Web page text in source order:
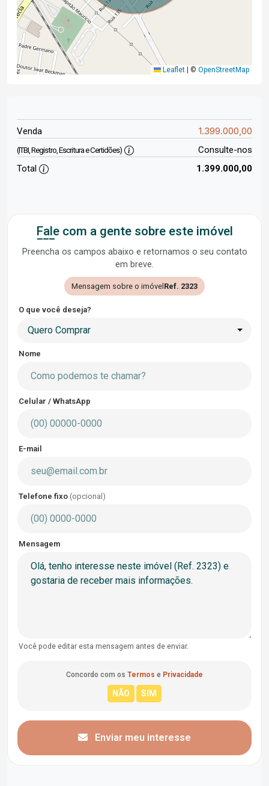
Leaflet © OpenStreetMap
Venda 1.399.000,00
(ITBI, Registro, Escritura e Certidões)
Consulte-nos
Total
1.399.000,00
Fale com a gente sobre este imóvel
Preencha os campos abaixo e retornamos o seu contato
em breve.
Mensagem sobre o imóvel Ref. 2323
O que você deseja?
Quero Comprar
Nome
Celular / WhatsApp
E-mail
Telefone fixo (opcional)
Mensagem
Você pode editar esta mensagem antes de enviar.
Concordo com os Termos e Privacidade
Enviar meu interesse